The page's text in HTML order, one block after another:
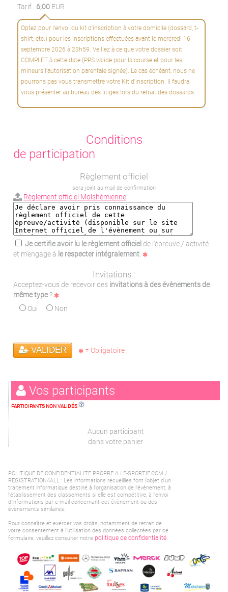
Tarif : 6,00 EUR
Optez pour l'envoi du kit d'inscription à votre domicile (dossard, t-
shirt, etc.) pour les inscriptions effectuées avant le mercredi 16
septembre 2026 à 23h59. Veillez à ce que votre dossier soit
COMPLET à cette date (PPS valide pour la course et pour les
mineurs l’autorisation parentale signée). Le cas échéant, nous ne
pourrons pas vous transmettre votre Kit d'inscription. Il faudra
vous présenter au bureau des litiges lors du retrait des dossards.
Conditions
de participation
Règlement officiel
sera joint au mail de confirmation
Règlement officiel Molshémienne
Je certifie avoir lu le règlement officiel de l'épreuve / activité
et m'engage à le respecter intégralement
Invitations :
Acceptez-vous de recevoir des invitations à des évènements de
même type?
Oui
Non
VALIDER = Obligatoire
Vos participants
PARTICIPANTS NON VALIDÉS
Aucun participant
dans votre panier
POLITIQUE DE CONFIDENTIALITE PROPRE A LE-SPORTIF.COM /
REGISTRATION4ALL : Les informations recueillies font l’objet d'un
traitement informatique destiné à l'organisation de l'évènement, à
l'établissement des classements si elle est compétitive, à l'envoi
d'informations par e-mail concernant cet évènement ou des
évènements similaires.
Pour connaître et exercer vos droits, notamment de retrait de
votre consentement à l'utilisation des données collectées par ce
formulaire, veuillez consulter notre politique de confidentialité.